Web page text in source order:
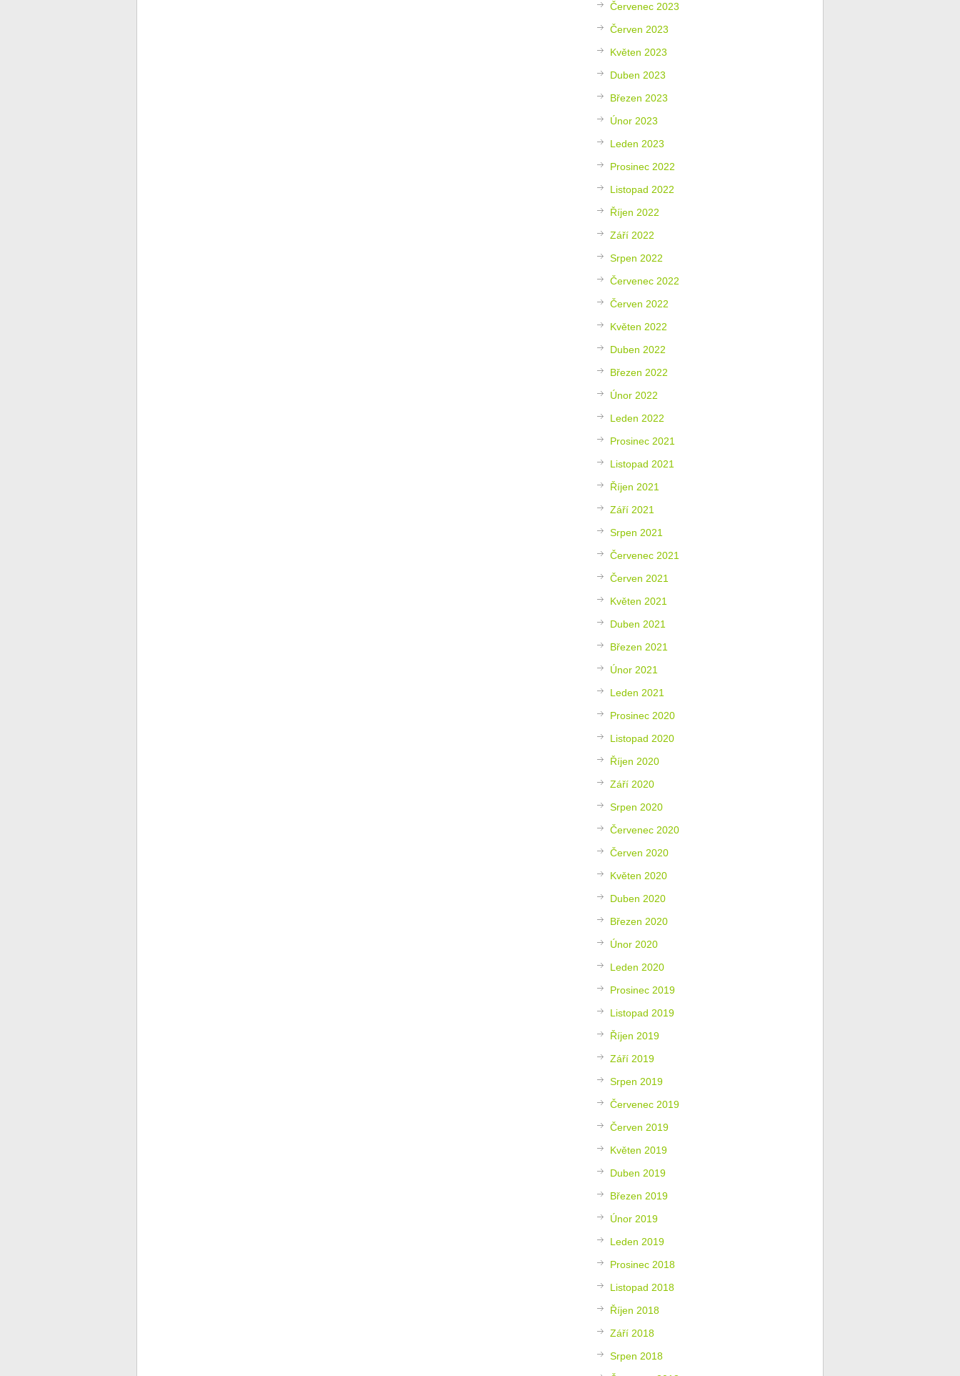
Červenec 2023
Červen 2023
Květen 2023
Duben 2023
Březen 2023
Únor 2023
Leden 2023
Prosinec 2022
Listopad 2022
Říjen 2022
Září 2022
Srpen 2022
Červenec 2022
Červen 2022
Květen 2022
Duben 2022
Březen 2022
Únor 2022
Leden 2022
Prosinec 2021
Listopad 2021
Říjen 2021
Září 2021
Srpen 2021
Červenec 2021
Červen 2021
Květen 2021
Duben 2021
Březen 2021
Únor 2021
Leden 2021
Prosinec 2020
Listopad 2020
Říjen 2020
Září 2020
Srpen 2020
Červenec 2020
Červen 2020
Květen 2020
Duben 2020
Březen 2020
Únor 2020
Leden 2020
Prosinec 2019
Listopad 2019
Říjen 2019
Září 2019
Srpen 2019
Červenec 2019
Červen 2019
Květen 2019
Duben 2019
Březen 2019
Únor 2019
Leden 2019
Prosinec 2018
Listopad 2018
Říjen 2018
Září 2018
Srpen 2018